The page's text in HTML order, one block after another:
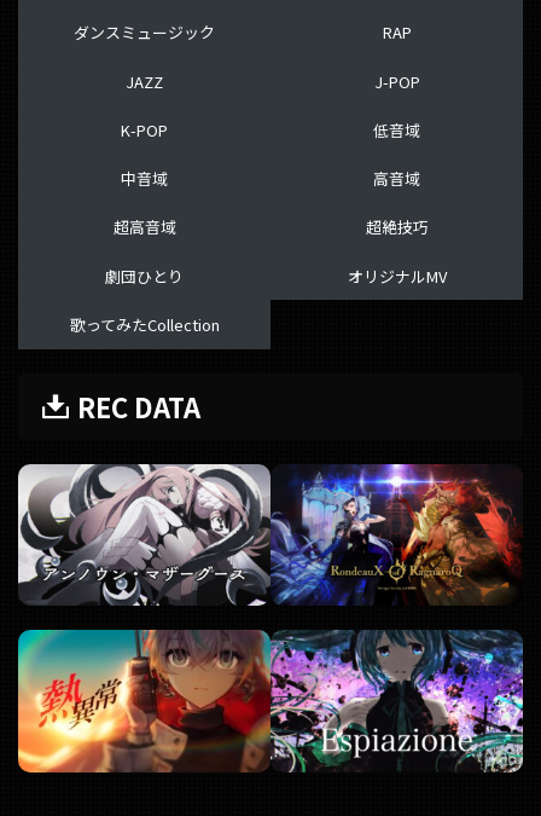
ダンスミュージック
JAZZ
K-POP
中音域
超高音域
劇団ひとり
歌ってみたCollection
RAP
J-POP
低音域
高音域
超絶技巧
オリジナルMV
REC DATA